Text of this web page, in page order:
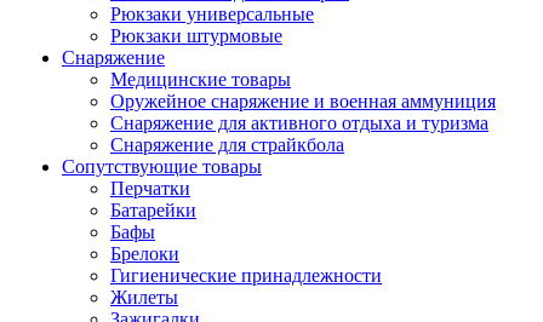
Рюкзаки универсальные
Рюкзаки штурмовые
Снаряжение
Медицинские товары
Оружейное снаряжение и военная аммуниция
Снаряжение для активного отдыха и туризма
Снаряжение для страйкбола
Сопутствующие товары
Перчатки
Батарейки
Бафы
Брелоки
Гигиенические принадлежности
Жилеты